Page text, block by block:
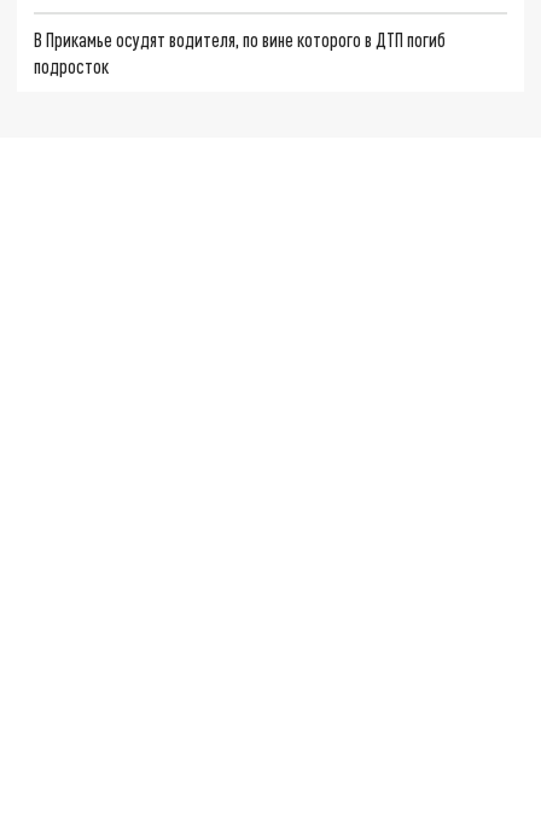
В Прикамье осудят водителя, по вине которого в ДТП погиб
подросток